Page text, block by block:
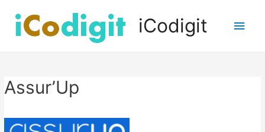
iCodigit
Assur’Up